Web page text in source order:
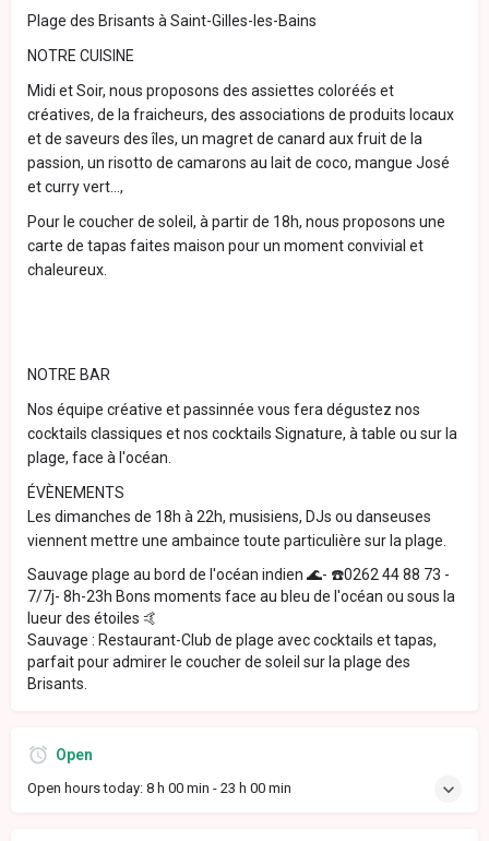
Plage des Brisants à Saint-Gilles-les-Bains
NOTRE CUISINE
Midi et Soir, nous proposons des assiettes coloréés et
créatives, de la fraicheurs, des associations de produits locaux
et de saveurs des îles, un magret de canard aux fruit de la
passion, un risotto de camarons au lait de coco, mangue José
et curry vert...,
Pour le coucher de soleil, à partir de 18h, nous proposons une
carte de tapas faites maison pour un moment convivial et
chaleureux.
NOTRE BAR
Nos équipe créative et passinnée vous fera dégustez nos
cocktails classiques et nos cocktails Signature, à table ou sur la
plage, face à l'océan.
ÉVÈNEMENTS
Les dimanches de 18h à 22h, musisiens, DJs ou danseuses
viennent mettre une ambaince toute particulière sur la plage.
Sauvage plage au bord de l'océan indien 🌊- ☎️0262 44 88 73 -
7/7j- 8h-23h Bons moments face au bleu de l'océan ou sous la
lueur des étoiles 🤙
Sauvage : Restaurant-Club de plage avec cocktails et tapas,
parfait pour admirer le coucher de soleil sur la plage des
Brisants.
Open
Open hours today: 8 h 00 min - 23 h 00 min